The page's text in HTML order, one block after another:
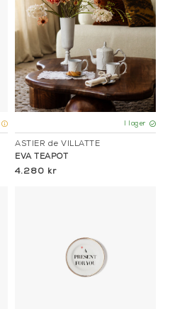
I lager
ASTIER de VILLATTE
EVA TEAPOT
4.280 kr